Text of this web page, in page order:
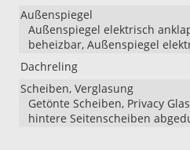
Außenspiegel
Außenspiegel elektrisch
beheizbar, Außenspiegel
Dachreling
Scheiben, Verglasung
Getönte Scheiben, Privacy
hintere Seitenscheiben